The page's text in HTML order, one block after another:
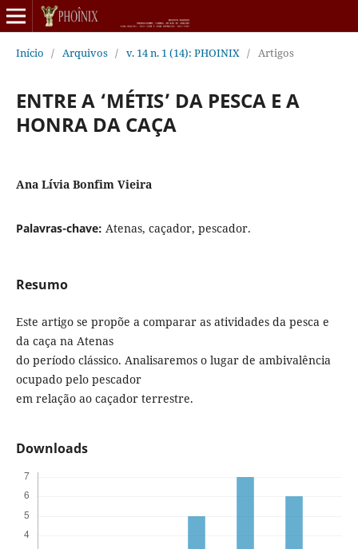
Início / Arquivos / v. 14 n. 1 (14): PHOINIX / Artigos
ENTRE A ‘MÉTIS’ DA PESCA E A
HONRA DA CAÇA
Ana Lívia Bonfim Vieira
Palavras-chave: Atenas, caçador, pescador.
Resumo
Este artigo se propõe a comparar as atividades da pesca e
da caça na Atenas
do período clássico. Analisaremos o lugar de ambivalência
ocupado pelo pescador
em relação ao caçador terrestre.
Downloads